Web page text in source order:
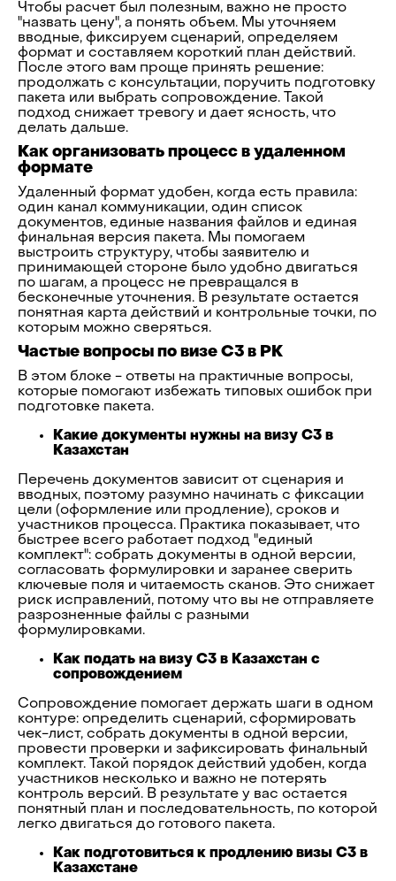
Чтобы расчет был полезным, важно не просто
"назвать цену", а понять объем. Мы уточняем
вводные, фиксируем сценарий, определяем
формат и составляем короткий план действий.
После этого вам проще принять решение:
продолжать с консультации, поручить подготовку
пакета или выбрать сопровождение. Такой
подход снижает тревогу и дает ясность, что
делать дальше.
Как организовать процесс в удаленном
формате
Удаленный формат удобен, когда есть правила:
один канал коммуникации, один список
документов, единые названия файлов и единая
финальная версия пакета. Мы помогаем
выстроить структуру, чтобы заявителю и
принимающей стороне было удобно двигаться
по шагам, а процесс не превращался в
бесконечные уточнения. В результате остается
понятная карта действий и контрольные точки, по
которым можно сверяться.
Частые вопросы по визе C3 в РК
В этом блоке - ответы на практичные вопросы,
которые помогают избежать типовых ошибок при
подготовке пакета.
Какие документы нужны на визу C3 в
Казахстан
Перечень документов зависит от сценария и
вводных, поэтому разумно начинать с фиксации
цели (оформление или продление), сроков и
участников процесса. Практика показывает, что
быстрее всего работает подход "единый
комплект": собрать документы в одной версии,
согласовать формулировки и заранее сверить
ключевые поля и читаемость сканов. Это снижает
риск исправлений, потому что вы не отправляете
разрозненные файлы с разными
формулировками.
Как подать на визу C3 в Казахстан с
сопровождением
Сопровождение помогает держать шаги в одном
контуре: определить сценарий, сформировать
чек-лист, собрать документы в одной версии,
провести проверки и зафиксировать финальный
комплект. Такой порядок действий удобен, когда
участников несколько и важно не потерять
контроль версий. В результате у вас остается
понятный план и последовательность, по которой
легко двигаться до готового пакета.
Как подготовиться к продлению визы C3 в
Казахстане